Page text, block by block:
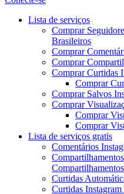
Menu
Lista de serviços
Comprar
Brasileiros
Comprar
Comprar
Comprar Curtidas
Comprar
Comprar Salvos
Comprar
Comprar
Comprar
Lista de serviços gratis
Comentários
Compartilhamentos
Curtidas
Curtidas